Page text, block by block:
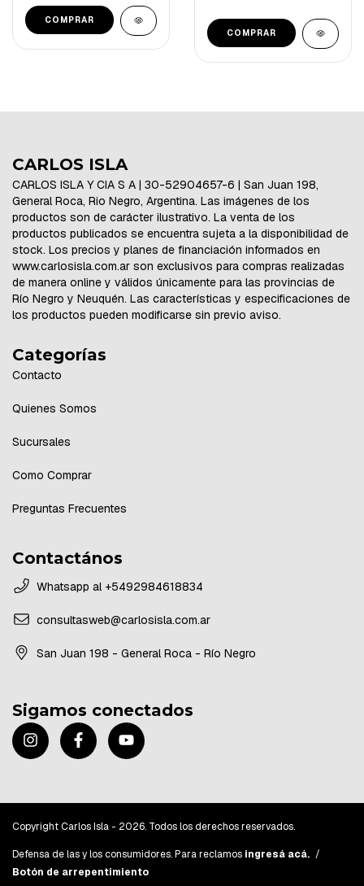
COMPRAR
COMPRAR
CARLOS ISLA
CARLOS ISLA Y CIA S A | 30-52904657-6 | San Juan 198,
General Roca, Rio Negro, Argentina. Las imágenes de los
productos son de carácter ilustrativo. La venta de los
productos publicados se encuentra sujeta a la disponibilidad de
stock. Los precios y planes de financiación informados en
www.carlosisla.com.ar son exclusivos para compras realizadas
de manera online y válidos únicamente para las provincias de
Río Negro y Neuquén. Las características y especificaciones de
los productos pueden modificarse sin previo aviso.
Categorías
Contacto
Quienes Somos
Sucursales
Como Comprar
Preguntas Frecuentes
Contactános
Whatsapp al +5492984618834
consultasweb@carlosisla.com.ar
San Juan 198 - General Roca - Río Negro
Sigamos conectados
Copyright Carlos Isla - 2026. Todos los derechos reservados.
Defensa de las y los consumidores. Para reclamos ingresá acá. /
Botón de arrepentimiento